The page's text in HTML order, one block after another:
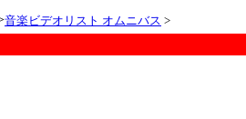
音楽ビデオリスト オムニバス >